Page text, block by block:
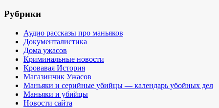
Рубрики
Аудио рассказы про маньяков
Документалистика
Дома ужасов
Криминальные новости
Кровавая История
Магазинчик Ужасов
Маньяки и серийные убийцы — календарь убойных дел
Маньяки и убийцы
Новости сайта